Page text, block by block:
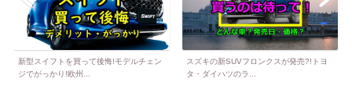
新型スイフトを買って後悔!モデルチェン
ジでがっかり!欧州...
スズキの新SUVフロンクスが発売?!トヨ
タ・ダイハツのラ...